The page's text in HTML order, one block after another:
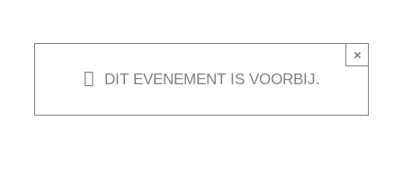
DIT EVENEMENT IS VOORBIJ.
×